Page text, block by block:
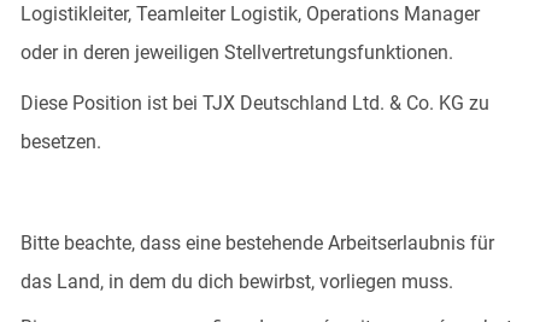
Logistikleiter, Teamleiter Logistik, Operations Manager
oder in deren jeweiligen Stellvertretungsfunktionen.
Diese Position ist bei TJX Deutschland Ltd. & Co. KG zu
besetzen.
Bitte beachte, dass eine bestehende Arbeitserlaubnis für
das Land, in dem du dich bewirbst, vorliegen muss.